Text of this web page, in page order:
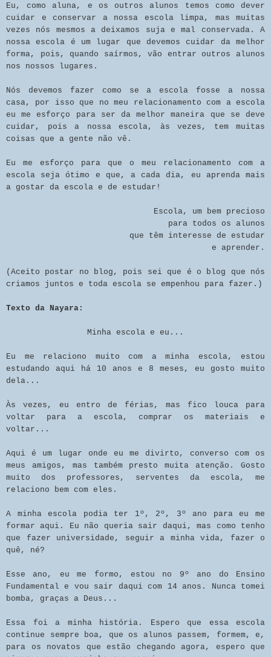
Eu, como aluna, e os outros alunos temos como dever
cuidar e conservar a nossa escola limpa, mas muitas
vezes nós mesmos a deixamos suja e mal conservada. A
nossa escola é um lugar que devemos cuidar da melhor
forma, pois, quando saírmos, vão entrar outros alunos
nos nossos lugares.
Nós devemos fazer como se a escola fosse a nossa
casa, por isso que no meu relacionamento com a escola
eu me esforço para ser da melhor maneira que se deve
cuidar, pois a nossa escola, às vezes, tem muitas
coisas que a gente não vê.
Eu me esforço para que o meu relacionamento com a
escola seja ótimo e que, a cada dia, eu aprenda mais
a gostar da escola e de estudar!
Escola, um bem precioso
para todos os alunos
que têm interesse de estudar
e aprender.
(Aceito postar no blog, pois sei que é o blog que nós
criamos juntos e toda escola se empenhou para fazer.)
Texto da Nayara:
Minha escola e eu...
Eu me relaciono muito com a minha escola, estou
estudando aqui há 10 anos e 8 meses, eu gosto muito
dela...
Às vezes, eu entro de férias, mas fico louca para
voltar para a escola, comprar os materiais e
voltar...
Aqui é um lugar onde eu me divirto, converso com os
meus amigos, mas também presto muita atenção. Gosto
muito dos professores, serventes da escola, me
relaciono bem com eles.
A minha escola podia ter 1º, 2º, 3º ano para eu me
formar aqui. Eu não queria sair daqui, mas como tenho
que fazer universidade, seguir a minha vida, fazer o
quê, né?
Esse ano, eu me formo, estou no 9º ano do Ensino
Fundamental e vou sair daqui com 14 anos. Nunca tomei
bomba, graças a Deus...
Essa foi a minha história. Espero que essa escola
continue sempre boa, que os alunos passem, formem, e,
para os novatos que estão chegando agora, espero que